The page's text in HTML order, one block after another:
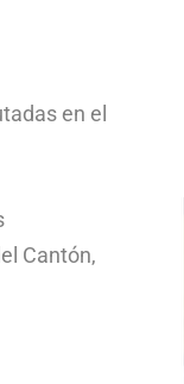
en el
Cantón,